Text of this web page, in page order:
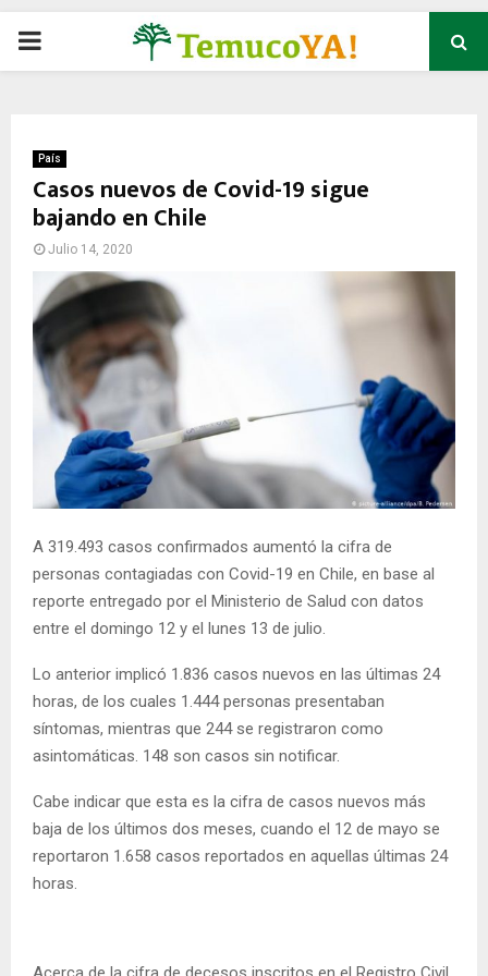
P
M
A
R
E
N
U
País
Casos nuevos de Covid-19 sigue
bajando en Chile
Julio 14, 2020
A 319.493 casos confirmados aumentó la cifra de
personas contagiadas con Covid-19 en Chile, en base al
reporte entregado por el Ministerio de Salud con datos
entre el domingo 12 y el lunes 13 de julio.
Lo anterior implicó 1.836 casos nuevos en las últimas 24
horas, de los cuales 1.444 personas presentaban
síntomas, mientras que 244 se registraron como
asintomáticas. 148 son casos sin notificar.
Cabe indicar que esta es la cifra de casos nuevos más
baja de los últimos dos meses, cuando el 12 de mayo se
reportaron 1.658 casos reportados en aquellas últimas 24
horas.